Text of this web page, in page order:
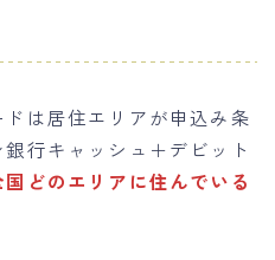
は居住エリアが申込み条
行キャッシュ＋デビット
国どのエリアに住んでいる